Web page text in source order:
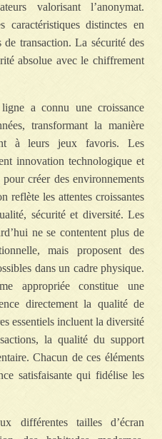
valorisant l’anonymat.
caractéristiques distinctes en
transaction. La sécurité des
absolue avec le chiffrement
a connu une croissance
transformant la manière
à leurs jeux favoris. Les
innovation technologique et
créer des environnements
reflète les attentes croissantes
sécurité et diversité. Les
ne se contentent plus de
mais proposent des
dans un cadre physique.
appropriée constitue une
directement la qualité de
essentiels incluent la diversité
la qualité du support
Chacun de ces éléments
satisfaisante qui fidélise les
différentes tailles d’écran